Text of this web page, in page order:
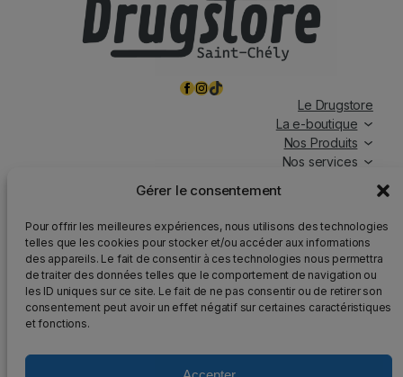
Gérer le consentement
Pour offrir les meilleures expériences, nous utilisons des technologies
telles que les cookies pour stocker et/ou accéder aux informations
des appareils. Le fait de consentir à ces technologies nous permettra
de traiter des données telles que le comportement de navigation ou
les ID uniques sur ce site. Le fait de ne pas consentir ou de retirer son
consentement peut avoir un effet négatif sur certaines caractéristiques
et fonctions.
FacebookInstagramTikTok
Le Drugstore
La e-boutique
Nos Produits
Nos services
les jours fériés.
Attention: Nous rappelons que la vente d’alcool est
strictement interdite aux mineurs, que l’abus d’alcool est
dangereux pour la santé et qu’il doit être consommé avec
modération.